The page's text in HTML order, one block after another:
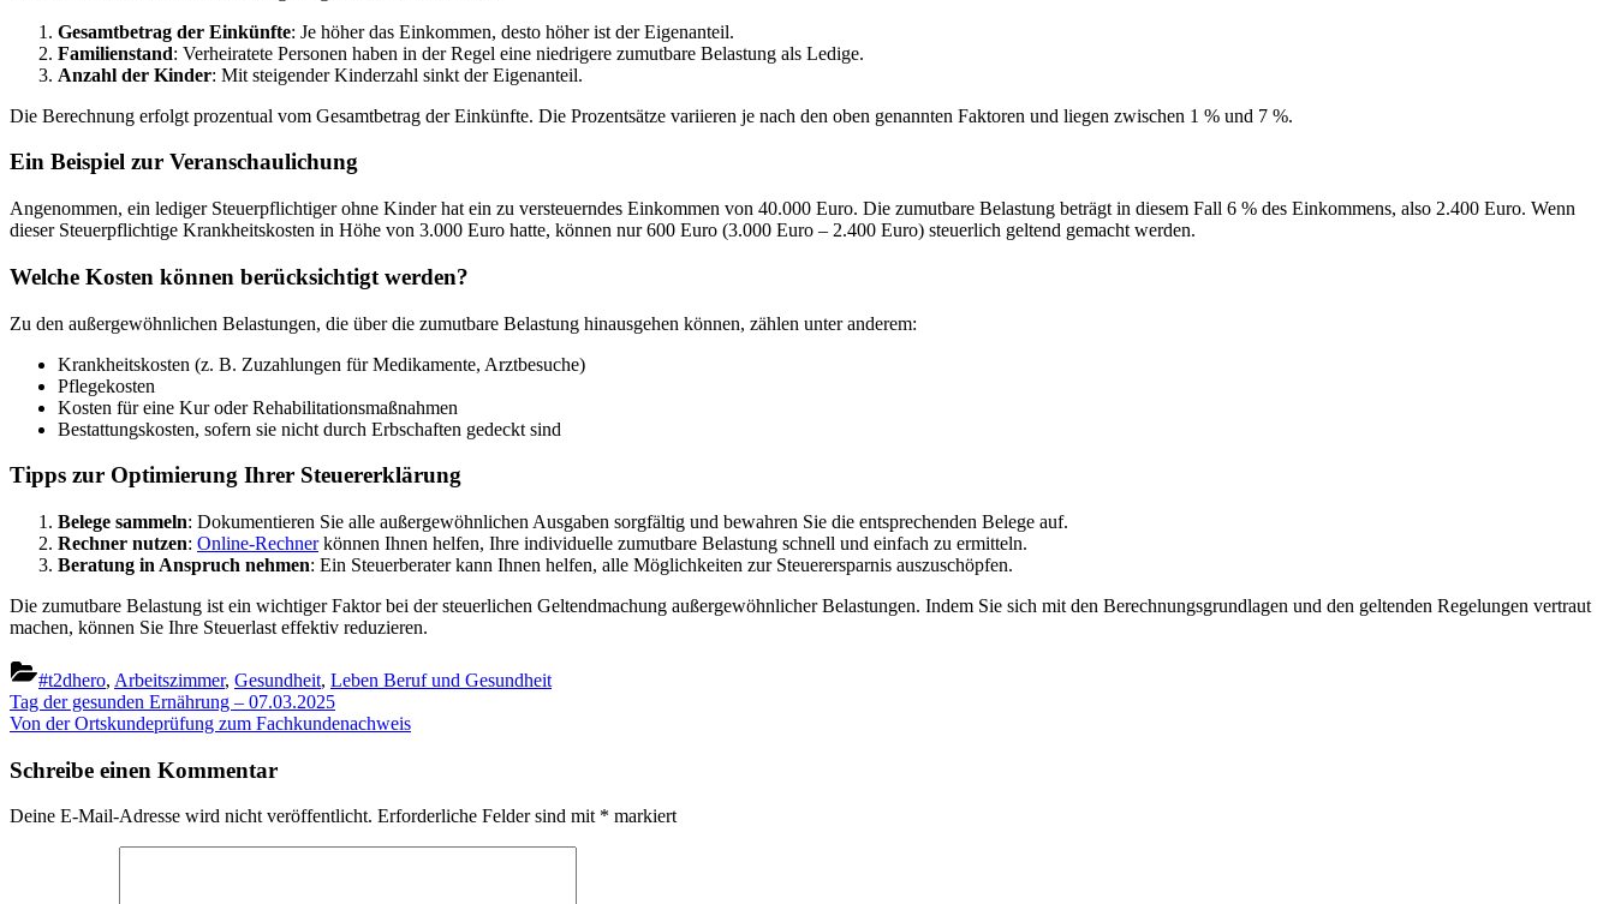
Gesamtbetrag der Einkünfte: Je höher das Einkommen, desto höher ist der Eigenanteil.
Familienstand: Verheiratete Personen haben in der Regel eine niedrigere zumutbare Belastung als Ledige.
Anzahl der Kinder: Mit steigender Kinderzahl sinkt der Eigenanteil.
Die Berechnung erfolgt prozentual vom Gesamtbetrag der Einkünfte. Die Prozentsätze variieren je nach den oben genannten Faktoren und liegen zwischen 1 % und 7 %.
Ein Beispiel zur Veranschaulichung
Angenommen, ein lediger Steuerpflichtiger ohne Kinder hat ein zu versteuerndes Einkommen von 40.000 Euro. Die zumutbare Belastung beträgt in diesem Fall 6 % des Einkommens, also 2.400 Euro. Wenn
dieser Steuerpflichtige Krankheitskosten in Höhe von 3.000 Euro hatte, können nur 600 Euro (3.000 Euro – 2.400 Euro) steuerlich geltend gemacht werden.
Welche Kosten können berücksichtigt werden?
Zu den außergewöhnlichen Belastungen, die über die zumutbare Belastung hinausgehen können, zählen unter anderem:
Krankheitskosten (z. B. Zuzahlungen für Medikamente, Arztbesuche)
Pflegekosten
Kosten für eine Kur oder Rehabilitationsmaßnahmen
Bestattungskosten, sofern sie nicht durch Erbschaften gedeckt sind
Tipps zur Optimierung Ihrer Steuererklärung
Belege sammeln: Dokumentieren Sie alle außergewöhnlichen Ausgaben sorgfältig und bewahren Sie die entsprechenden Belege auf.
Rechner nutzen: Online-Rechnerkönnen Ihnen helfen, Ihre individuelle zumutbare Belastung schnell und einfach zu ermitteln.
Beratung in Anspruch nehmen: Ein Steuerberater kann Ihnen helfen, alle Möglichkeiten zur Steuerersparnis auszuschöpfen.
Die zumutbare Belastung ist ein wichtiger Faktor bei der steuerlichen Geltendmachung außergewöhnlicher Belastungen. Indem Sie sich mit den Berechnungsgrundlagen und den geltenden Regelungen vertraut
machen, können Sie Ihre Steuerlast effektiv reduzieren.
#t2dhero, Arbeitszimmer, Gesundheit, Leben Beruf und Gesundheit
Beitragsnavigation
Previous
Post:
Tag der gesunden Ernährung – 07.03.2025
Next
Von der Ortskundeprüfung zum Fachkundenachweis
Schreibe einen Kommentar
Deine E-Mail-Adresse wird nicht veröffentlicht. Erforderliche Felder sind mit * markiert